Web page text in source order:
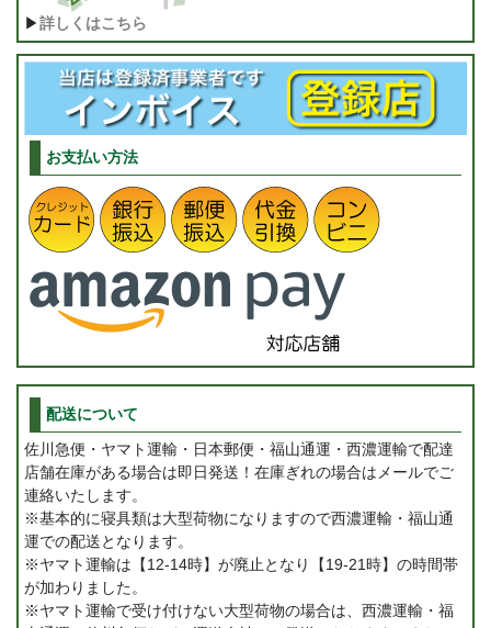
▶詳しくはこちら
お支払い方法
配送について
佐川急便・ヤマト運輸・日本郵便・福山通運・西濃運輸で配達
店舗在庫がある場合は即日発送！在庫ぎれの場合はメールでご
連絡いたします。
※基本的に寝具類は大型荷物になりますので西濃運輸・福山通
運での配送となります。
※ヤマト運輸は【12-14時】が廃止となり【19-21時】の時間帯
が加わりました。
※ヤマト運輸で受け付けない大型荷物の場合は、西濃運輸・福